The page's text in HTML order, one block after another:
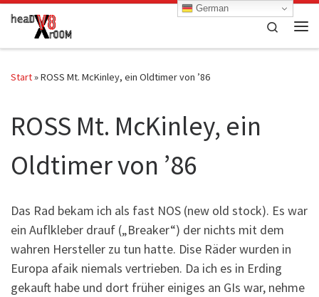
Zum Inhalt springen
Search
Start»ROSS Mt. McKinley, ein Oldtimer von ’86
ROSS Mt. McKinley, ein
Oldtimer von ’86
Das Rad bekam ich als fast NOS (new old stock). Es war
ein Auflkleber drauf („Breaker“) der nichts mit dem
wahren Hersteller zu tun hatte. Dise Räder wurden in
Europa afaik niemals vertrieben. Da ich es in Erding
gekauft habe und dort früher einiges an GIs war, nehme
German